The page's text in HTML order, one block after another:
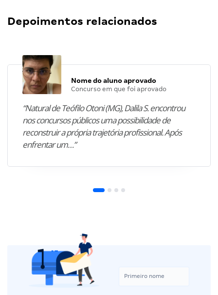
Depoimentos relacionados
Nome do aluno aprovado
Concurso em que foi aprovado
“Natural de Teófilo Otoni (MG), Dalila S. encontrou
nos concursos públicos uma possibilidade de
reconstruir a própria trajetória profissional. Após
enfrentar um…”